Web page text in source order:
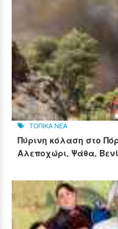
ΤΟΠΙΚΑ ΝΕΑ
Πύρινη κόλαση στο
Αλεποχώρι, Ψάθα,